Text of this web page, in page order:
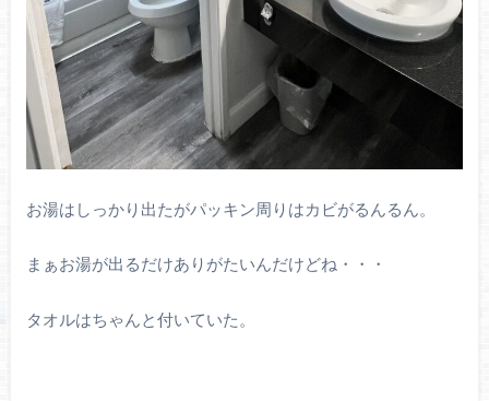
お湯はしっかり出たがパッキン周りはカビがるんるん。
まぁお湯が出るだけありがたいんだけどね・・・
タオルはちゃんと付いていた。